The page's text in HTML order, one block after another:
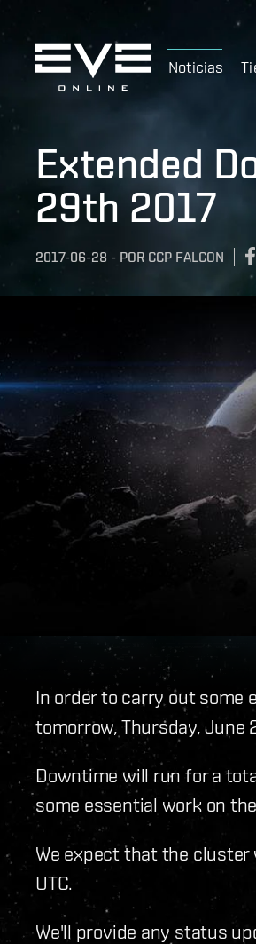
Noticias
Extended
29th 2017
2017-06-28 - POR CCP FALCON
In order to carry out some
tomorrow, Thursday, June
Downtime will run for a
some essential work on
We expect that the cluster
UTC.
We'll provide any status